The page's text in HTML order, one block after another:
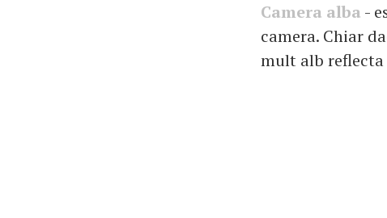
Camera alba -
camera. Chiar
mult alb